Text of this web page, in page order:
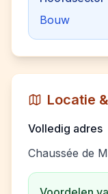
Bouw
Locatie
Volledig adres
Chaussée de